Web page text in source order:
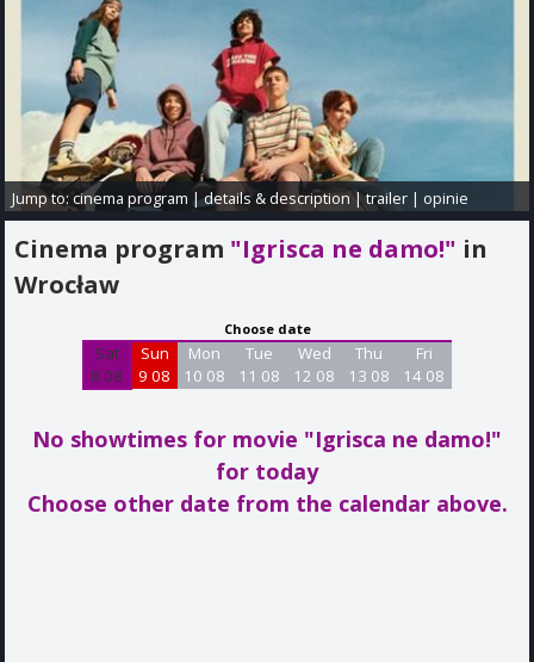
Jump to:cinema program |details & description|trailer |opinie
Cinema program "Igrisca ne damo!" in
Wrocław
Choose date
Sat
8 08
Sun
9 08
Mon
10 08
Tue
11 08
Wed
12 08
Thu
13 08
Fri
14 08
No showtimes for movie "Igrisca ne damo!"
for today
Choose other date from the calendar above.